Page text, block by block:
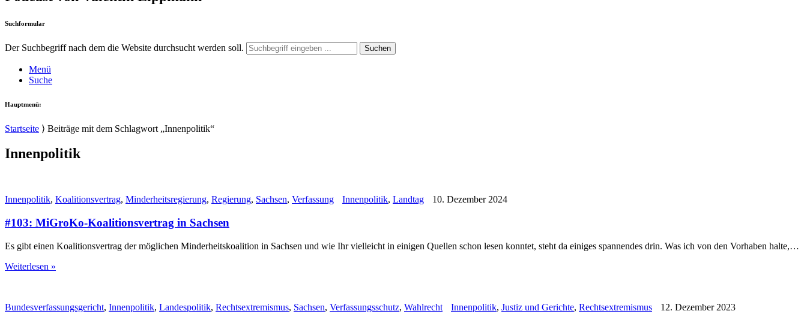
Suchformular
Der Suchbegriff nach dem die Website durchsucht werden soll. Suchen
Menü
Suche
Hauptmenü:
Startseite ⟩ Beiträge mit dem Schlagwort „Innenpolitik“
Innenpolitik
Innenpolitik, Koalitionsvertrag, Minderheitsregierung, Regierung, Sachsen, Verfassung Innenpolitik, Landtag 10. Dezember 2024
#103: MiGroKo-Koalitionsvertrag in Sachsen
Es gibt einen Koalitionsvertrag der möglichen Minderheitskoalition in Sachsen und wie Ihr vielleicht in einigen Quellen schon lesen konntet, steht da einiges spannendes drin. Was ich von den Vorhaben halte,…
Weiterlesen »
Bundesverfassungsgericht, Innenpolitik, Landespolitik, Rechtsextremismus, Sachsen, Verfassungsschutz, Wahlrecht Innenpolitik, Justiz und Gerichte, Rechtsextremismus 12. Dezember 2023